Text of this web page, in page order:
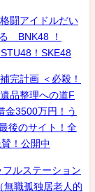
闘アイドルだい
BNK48 ！
！SKE48
完計画 ＜必殺！
品整理への道F
金3500万円！う
後のサイト！全
！公開中
ルステーション
無職孤独居老人的